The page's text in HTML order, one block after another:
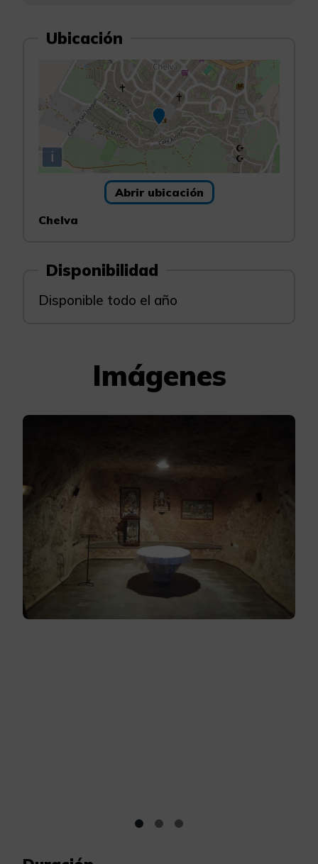
Ubicación
i
Abrir ubicación
Chelva
Disponibilidad
Disponible todo el año
Imágenes